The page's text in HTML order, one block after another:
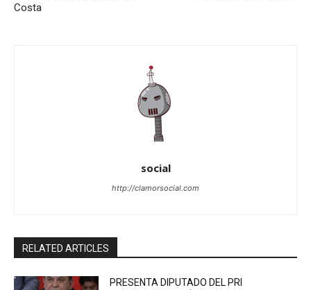
Costa
social
http://clamorsocial.com
RELATED ARTICLES
PRESENTA DIPUTADO DEL PRI